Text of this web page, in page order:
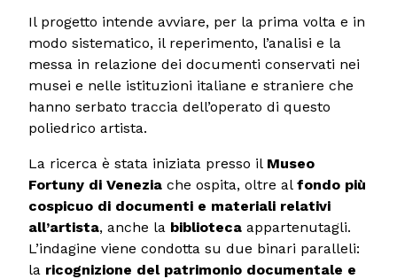
Il progetto intende avviare, per la prima volta e in
modo sistematico, il reperimento, l’analisi e la
messa in relazione dei documenti conservati nei
musei e nelle istituzioni italiane e straniere che
hanno serbato traccia dell’operato di questo
poliedrico artista.
La ricerca è stata iniziata presso il Museo
Fortuny di Venezia che ospita, oltre al fondo più
cospicuo di documenti e materiali relativi
all’artista, anche la biblioteca appartenutagli.
L’indagine viene condotta su due binari paralleli:
la ricognizione del patrimonio documentale e